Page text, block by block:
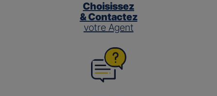
Choisissez
& Contactez
votre Agent